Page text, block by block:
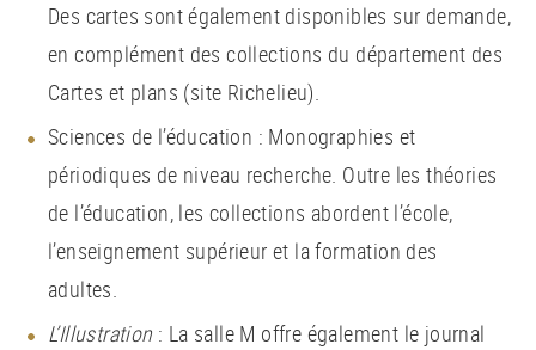
Des cartes sont également disponibles sur demande,
en complément des collections du département des
Cartes et plans (site Richelieu).
Sciences de l’éducation : Monographies et
périodiques de niveau recherche. Outre les théories
de l’éducation, les collections abordent l’école,
l’enseignement supérieur et la formation des
adultes.
L’Illustration : La salle M offre également le journal